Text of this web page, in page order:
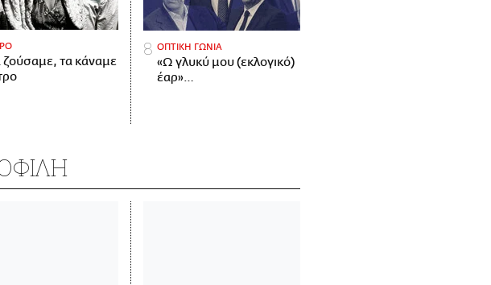
τα κάναμε
ΟΠΤΙΚΗ ΓΩΝΙΑ
«Ω γλυκύ μου (εκλογικό)
έαρ»…